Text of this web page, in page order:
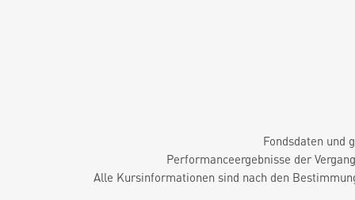
Fondsdaten und
Performanceergebnisse der
Alle Kursinformationen sind nach den